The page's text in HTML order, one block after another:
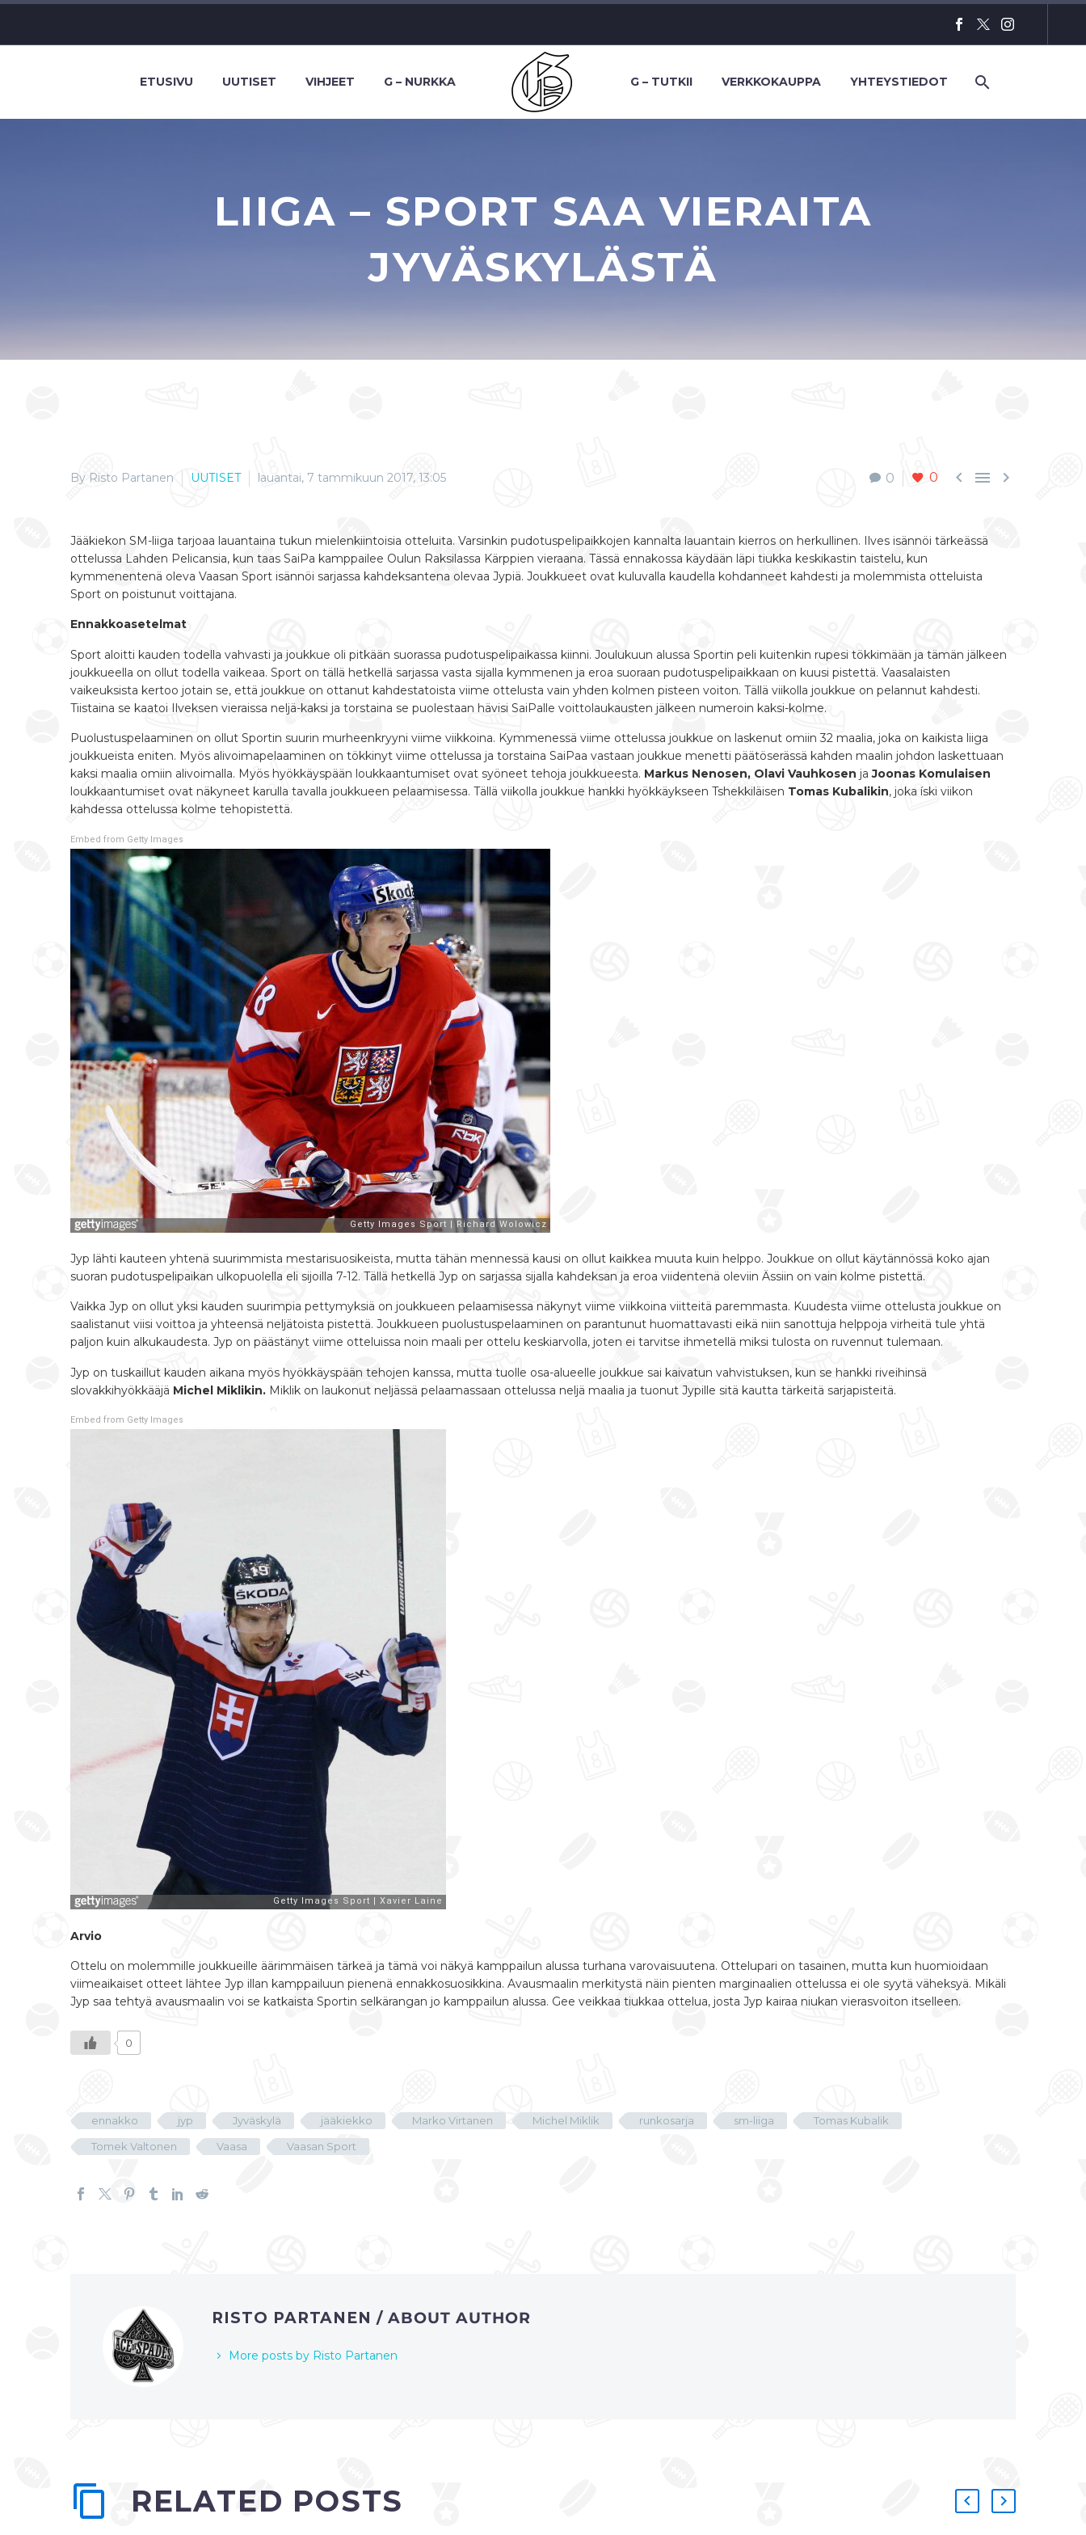
ETUSIVU UUTISET VIHJEET G – NURKKA G – TUTKII VERKKOKAUPPA YHTEYSTIEDOT
LIIGA – SPORT SAA VIERAITA
JYVÄSKYLÄSTÄ
0 0   
By Risto Partanen UUTISET lauantai, 7 tammikuun 2017, 13:05
Jääkiekon SM-liiga tarjoaa lauantaina tukun mielenkiintoisia otteluita. Varsinkin pudotuspelipaikkojen kannalta lauantain kierros on herkullinen. Ilves isännöi tärkeässä
ottelussa Lahden Pelicansia, kun taas SaiPa kamppailee Oulun Raksilassa Kärppien vieraana. Tässä ennakossa käydään läpi tiukka keskikastin taistelu, kun
kymmenentenä oleva Vaasan Sport isännöi sarjassa kahdeksantena olevaa Jypiä. Joukkueet ovat kuluvalla kaudella kohdanneet kahdesti ja molemmista otteluista
Sport on poistunut voittajana.
Ennakkoasetelmat
Sport aloitti kauden todella vahvasti ja joukkue oli pitkään suorassa pudotuspelipaikassa kiinni. Joulukuun alussa Sportin peli kuitenkin rupesi tökkimään ja tämän jälkeen
joukkueella on ollut todella vaikeaa. Sport on tällä hetkellä sarjassa vasta sijalla kymmenen ja eroa suoraan pudotuspelipaikkaan on kuusi pistettä. Vaasalaisten
vaikeuksista kertoo jotain se, että joukkue on ottanut kahdestatoista viime ottelusta vain yhden kolmen pisteen voiton. Tällä viikolla joukkue on pelannut kahdesti.
Tiistaina se kaatoi Ilveksen vieraissa neljä-kaksi ja torstaina se puolestaan hävisi SaiPalle voittolaukausten jälkeen numeroin kaksi-kolme.
Puolustuspelaaminen on ollut Sportin suurin murheenkryyni viime viikkoina. Kymmenessä viime ottelussa joukkue on laskenut omiin 32 maalia, joka on kaikista liiga
joukkueista eniten. Myös alivoimapelaaminen on tökkinyt viime ottelussa ja torstaina SaiPaa vastaan joukkue menetti päätöserässä kahden maalin johdon laskettuaan
kaksi maalia omiin alivoimalla. Myös hyökkäyspään loukkaantumiset ovat syöneet tehoja joukkueesta. Markus Nenosen, Olavi Vauhkosen jaJoonas Komulaisen
loukkaantumiset ovat näkyneet karulla tavalla joukkueen pelaamisessa. Tällä viikolla joukkue hankki hyökkäykseen Tshekkiläisen Tomas Kubalikin, joka íski viikon
kahdessa ottelussa kolme tehopistettä.
Embed from Getty Images
Jyp lähti kauteen yhtenä suurimmista mestarisuosikeista, mutta tähän mennessä kausi on ollut kaikkea muuta kuin helppo. Joukkue on ollut käytännössä koko ajan
suoran pudotuspelipaikan ulkopuolella eli sijoilla 7-12. Tällä hetkellä Jyp on sarjassa sijalla kahdeksan ja eroa viidentenä oleviin Ässiin on vain kolme pistettä.
Vaikka Jyp on ollut yksi kauden suurimpia pettymyksiä on joukkueen pelaamisessa näkynyt viime viikkoina viitteitä paremmasta. Kuudesta viime ottelusta joukkue on
saalistanut viisi voittoa ja yhteensä neljätoista pistettä. Joukkueen puolustuspelaaminen on parantunut huomattavasti eikä niin sanottuja helppoja virheitä tule yhtä
paljon kuin alkukaudesta. Jyp on päästänyt viime otteluissa noin maali per ottelu keskiarvolla, joten ei tarvitse ihmetellä miksi tulosta on ruvennut tulemaan.
Jyp on tuskaillut kauden aikana myös hyökkäyspään tehojen kanssa, mutta tuolle osa-alueelle joukkue sai kaivatun vahvistuksen, kun se hankki riveihinsä
slovakkihyökkääjä Michel Miklikin. Miklik on laukonut neljässä pelaamassaan ottelussa neljä maalia ja tuonut Jypille sitä kautta tärkeitä sarjapisteitä.
Embed from Getty Images
Arvio
Ottelu on molemmille joukkueille äärimmäisen tärkeä ja tämä voi näkyä kamppailun alussa turhana varovaisuutena. Ottelupari on tasainen, mutta kun huomioidaan
viimeaikaiset otteet lähtee Jyp illan kamppailuun pienenä ennakkosuosikkina. Avausmaalin merkitystä näin pienten marginaalien ottelussa ei ole syytä väheksyä. Mikäli
Jyp saa tehtyä avausmaalin voi se katkaista Sportin selkärangan jo kamppailun alussa. Gee veikkaa tiukkaa ottelua, josta Jyp kairaa niukan vierasvoiton itselleen.
0
ennakko jyp Jyväskylä jääkiekko Marko Virtanen Michel Miklik runkosarja sm-liiga
Tomas Kubalik
Tomek Valtonen
Vaasa Vaasan Sport
RISTO PARTANEN/ ABOUT AUTHOR
More posts by Risto Partanen
RELATED POSTS